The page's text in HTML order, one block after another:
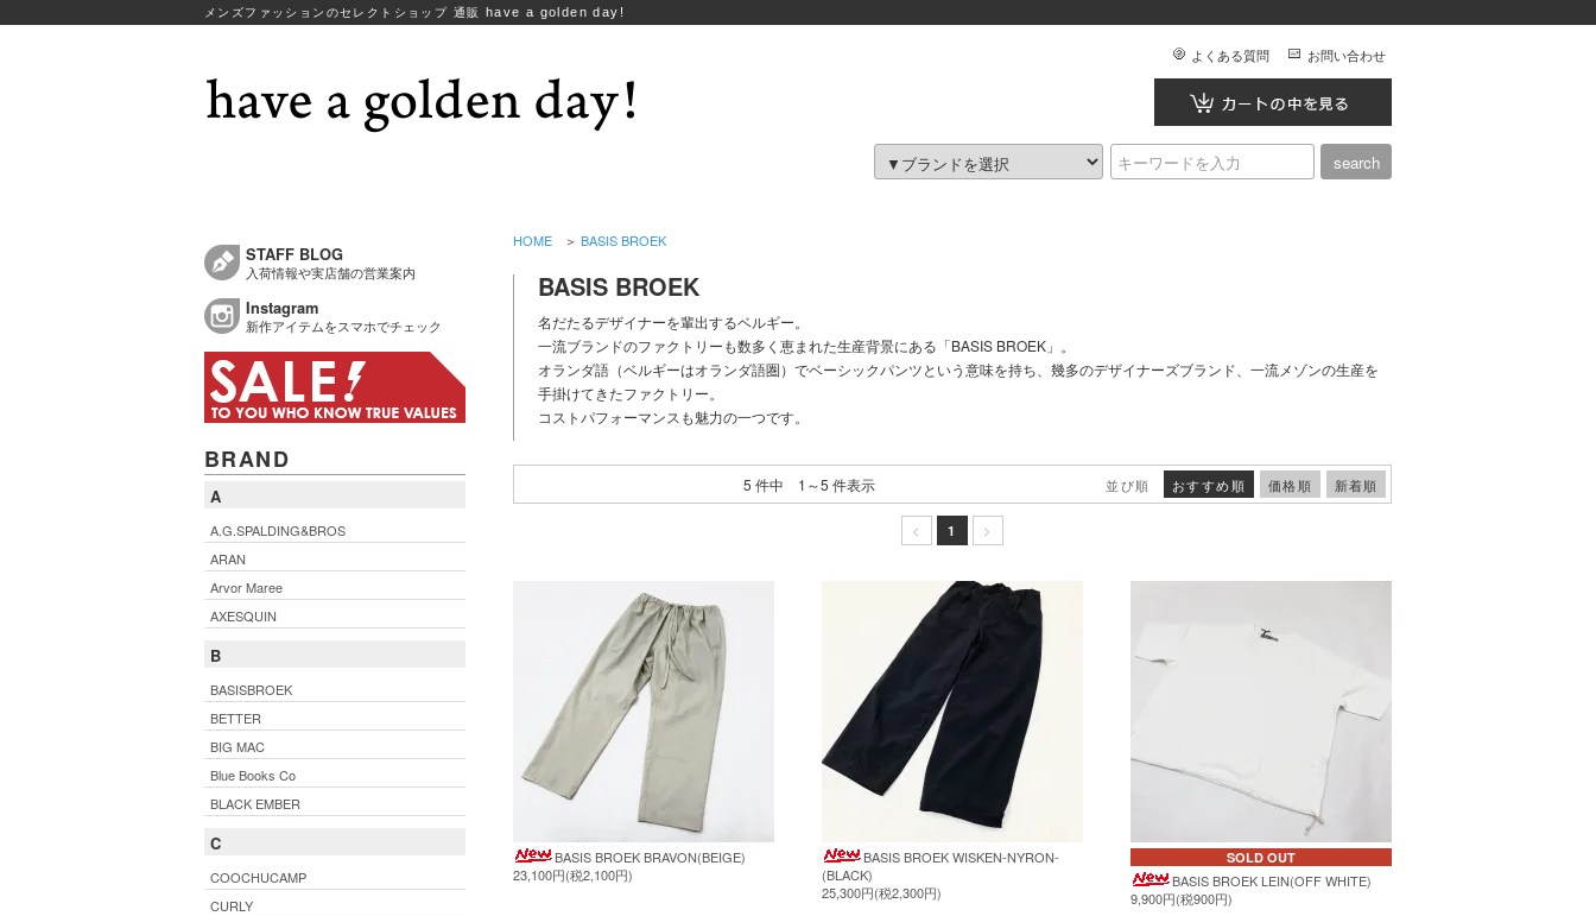
メンズファッションのセレクトショップ 通販 have a golden day!
よくある質問 お問い合わせ
HOME ＞BASIS BROEK
BASIS BROEK
名だたるデザイナーを輩出するベルギー。
一流ブランドのファクトリーも数多く恵まれた生産背景にある「BASIS BROEK」。
オランダ語（ベルギーはオランダ語圏）でベーシックパンツという意味を持ち、幾多のデザイナーズブランド、一流メゾンの生産を
手掛けてきたファクトリー。
コストパフォーマンスも魅力の一つです。
並び順 おすすめ順 価格順 新着順
5 件中 1～5 件表示
< 1 >
BASIS BROEK BRAVON(BEIGE)
23,100円(税2,100円)
BASIS BROEK WISKEN-NYRON-
(BLACK)
25,300円(税2,300円)
SOLD OUT
BASIS BROEK LEIN(OFF WHITE)
9,900円(税900円)
STAFF BLOG
入荷情報や実店舗の営業案内
Instagram
新作アイテムをスマホでチェック
BRAND
A
A.G.SPALDING&BROS
ARAN
Arvor Maree
AXESQUIN
B
BASISBROEK
BETTER
BIG MAC
Blue Books Co
BLACK EMBER
C
COOCHUCAMP
CURLY